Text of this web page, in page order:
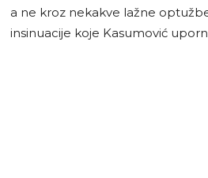
a ne kroz nekakve lažne
insinuacije koje Kasumović